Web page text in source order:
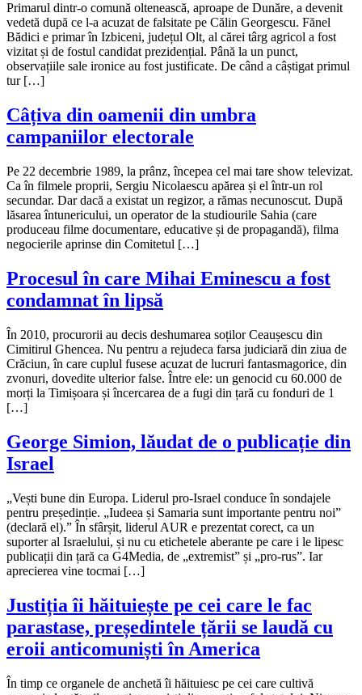
Primarul dintr-o comună oltenească, aproape de Dunăre, a devenit
vedetă după ce l-a acuzat de falsitate pe Călin Georgescu. Fănel
Bădici e primar în Izbiceni, județul Olt, al cărei târg agricol a fost
vizitat și de fostul candidat prezidențial. Până la un punct,
observațiile sale ironice au fost justificate. De când a câștigat primul
tur […]
Câțiva din oamenii din umbra
campaniilor electorale
Pe 22 decembrie 1989, la prânz, începea cel mai tare show televizat.
Ca în filmele proprii, Sergiu Nicolaescu apărea și el într-un rol
secundar. Dar dacă a existat un regizor, a rămas necunoscut. După
lăsarea întunericului, un operator de la studiourile Sahia (care
produceau filme documentare, educative și de propagandă), filma
negocierile aprinse din Comitetul […]
Procesul în care Mihai Eminescu a fost
condamnat în lipsă
În 2010, procurorii au decis deshumarea soților Ceaușescu din
Cimitirul Ghencea. Nu pentru a rejudeca farsa judiciară din ziua de
Crăciun, în care cuplul fusese acuzat de lucruri fantasmagorice, din
zvonuri, dovedite ulterior false. Între ele: un genocid cu 60.000 de
morți la Timișoara și încercarea de a fugi din țară cu fonduri de 1
[…]
George Simion, lăudat de o publicație din
Israel
„Vești bune din Europa. Liderul pro-Israel conduce în sondajele
pentru președinție. „Iudeea și Samaria sunt importante pentru noi”
(declară el).” În sfârșit, liderul AUR e prezentat corect, ca un
suporter al Israelului, și nu cu etichetele aberante pe care i le lipesc
publicații din țară ca G4Media, de „extremist” și „pro-rus”. Iar
aprecierea vine tocmai […]
Justiția îi hăituiește pe cei care le fac
parastase, președintele țării se laudă cu
eroii anticomuniști în America
În timp ce organele de anchetă îi hăituiesc pe cei care cultivă